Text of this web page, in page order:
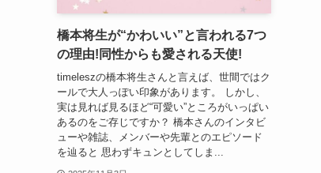
橋本将生が“かわいい”と言われる7つ
の理由!同性からも愛される天使!
timeleszの橋本将生さんと言えば、世間ではク
ールで大人っぽい印象があります。 しかし、
実は見れば見るほど“可愛い”ところがいっぱい
あるのをご存じですか？ 橋本さんのインタビ
ューや雑誌、メンバーや先輩とのエピソード
を辿ると 思わずキュンとしてしま...